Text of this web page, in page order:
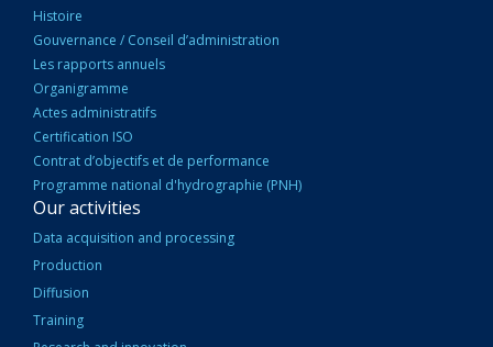
Histoire
Gouvernance / Conseil d’administration
Les rapports annuels
Organigramme
Actes administratifs
Certification ISO
Contrat d’objectifs et de performance
Programme national d'hydrographie (PNH)
Our activities
Data acquisition and processing
Production
Diffusion
Training